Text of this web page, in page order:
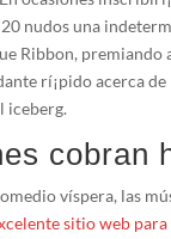
nudos una
Ribbon, premiando
rí¡pido acerca
iceberg.
cobran
víspera, las
sitio web